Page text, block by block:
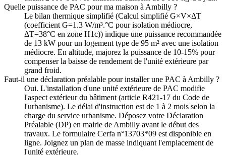
Quelle puissance de PAC pour ma maison à Ambilly ?
Le bilan thermique simplifié (Calcul simplifié G×V×ΔT
(coefficient G=1.3 W/m³.°C pour isolation médiocre,
ΔT=38°C en zone H1c)) indique une puissance recommandée
de 13 kW pour un logement type de 95 m² avec une isolation
médiocre. En altitude, majorez la puissance de 10-15% pour
compenser la baisse de rendement de l'unité extérieure par
grand froid.
Faut-il une déclaration préalable pour installer une PAC à Ambilly ?
Oui. L'installation d'une unité extérieure de PAC modifie
l'aspect extérieur du bâtiment (article R421-17 du Code de
l'urbanisme). Le délai d'instruction est de 1 à 2 mois selon la
charge du service urbanisme. Déposez votre Déclaration
Préalable (DP) en mairie de Ambilly avant le début des
travaux. Le formulaire Cerfa n°13703*09 est disponible en
ligne. Joignez un plan de masse indiquant l'emplacement de
l'unité extérieure.